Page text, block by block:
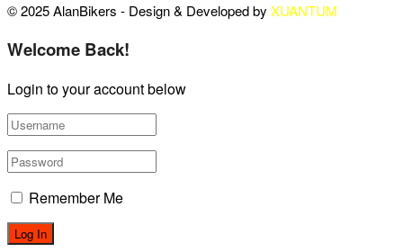
© 2025 AlanBikers - Design & Developed by XUANTUM
Welcome Back!
Login to your account below
Remember Me